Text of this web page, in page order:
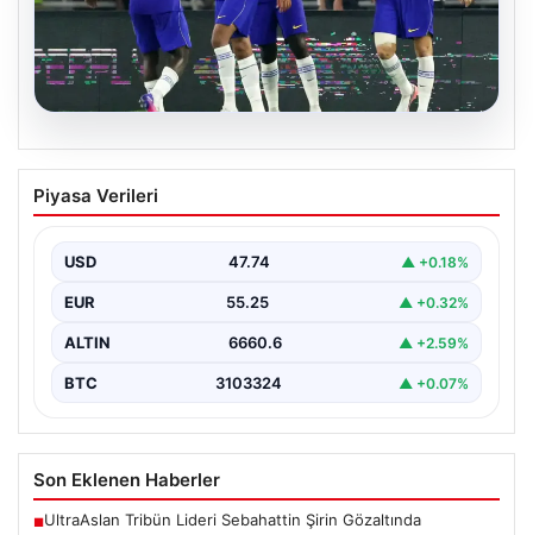
08.08.2026
Chelsea, Milan Karşısında Rövanşını
Aldı ve Güçlü Bir Performans Sergiledi
almakta zorlanan Chelsea, bu kez Milan'a karşı…
Piyasa Verileri
USD 47.74 ▲ +0.18%
EUR 55.25 ▲ +0.32%
ALTIN 6660.6 ▲ +2.59%
BTC 3103324 ▲ +0.07%
Son Eklenen Haberler
■UltraAslan Tribün Lideri Sebahattin Şirin Gözaltında